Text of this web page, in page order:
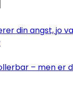
din angst, jo
– men er